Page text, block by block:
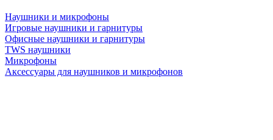
Наушники и микрофоны
Игровые наушники и гарнитуры
Офисные наушники и гарнитуры
TWS наушники
Микрофоны
Аксессуары для наушников и микрофонов